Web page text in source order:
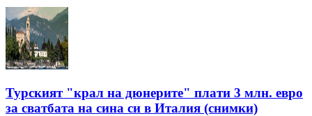
Турският "крал на дюнерите" плати 3 млн. евро
за сватбата на сина си в Италия (снимки)